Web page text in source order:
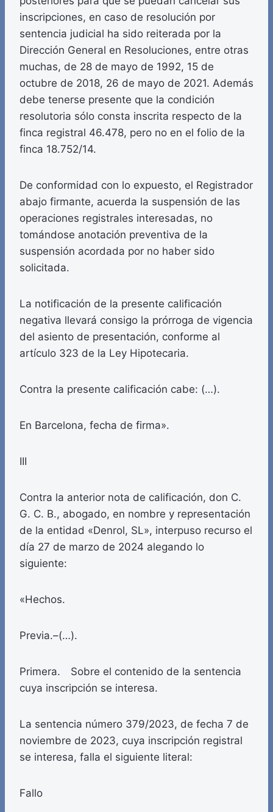
inscripciones, en caso de resolución por
sentencia judicial ha sido reiterada por la
Dirección General en Resoluciones, entre otras
muchas, de 28 de mayo de 1992, 15 de
octubre de 2018, 26 de mayo de 2021. Además
debe tenerse presente que la condición
resolutoria sólo consta inscrita respecto de la
finca registral 46.478, pero no en el folio de la
finca 18.752/14.
De conformidad con lo expuesto, el Registrador
abajo firmante, acuerda la suspensión de las
operaciones registrales interesadas, no
tomándose anotación preventiva de la
suspensión acordada por no haber sido
solicitada.
La notificación de la presente calificación
negativa llevará consigo la prórroga de vigencia
del asiento de presentación, conforme al
artículo 323 de la Ley Hipotecaria.
Contra la presente calificación cabe: (…).
En Barcelona, fecha de firma».
III
Contra la anterior nota de calificación, don C.
G. C. B., abogado, en nombre y representación
de la entidad «Denrol, SL», interpuso recurso el
día 27 de marzo de 2024 alegando lo
siguiente:
«Hechos.
Previa.–(…).
Primera. Sobre el contenido de la sentencia
cuya inscripción se interesa.
La sentencia número 379/2023, de fecha 7 de
noviembre de 2023, cuya inscripción registral
se interesa, falla el siguiente literal:
Fallo